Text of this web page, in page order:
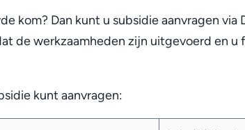
kom? Dan kunt u subsidie aanvragen via
de werkzaamheden zijn uitgevoerd en u
kunt aanvragen: